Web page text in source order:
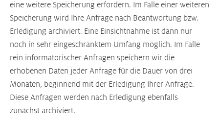
eine weitere Speicherung erfordern. Im Falle einer weiteren
Speicherung wird Ihre Anfrage nach Beantwortung bzw.
Erledigung archiviert. Eine Einsichtnahme ist dann nur
noch in sehr eingeschränktem Umfang möglich. Im Falle
rein informatorischer Anfragen speichern wir die
erhobenen Daten jeder Anfrage für die Dauer von drei
Monaten, beginnend mit der Erledigung Ihrer Anfrage.
Diese Anfragen werden nach Erledigung ebenfalls
zunächst archiviert.